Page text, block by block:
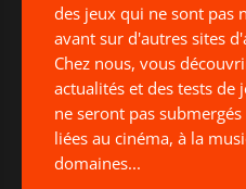
des jeux qui ne sont pas
avant sur d'autres sites
Chez nous, vous
actualités et des tests de
ne seront pas
liées au cinéma, à la
domaines...